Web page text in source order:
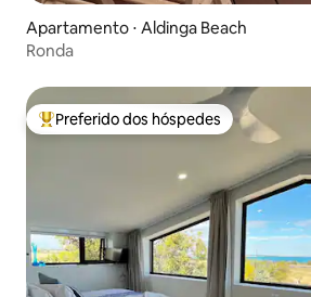
Apartamento ⋅ Aldinga Beach
Ronda
Entre os melhores preferidos dos
Preferido dos hóspedes